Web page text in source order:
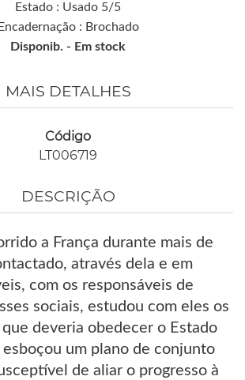
Estado : Usado 5/5
Encadernação : Brochado
Disponib. - Em stock
MAIS DETALHES
Código
LT006719
DESCRIÇÃO
a França durante mais de
através dela e em
com os responsáveis de
sociais, estudou com eles os
deveria obedecer o Estado
um plano de conjunto
de aliar o progresso à